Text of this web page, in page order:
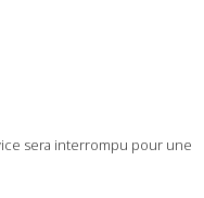
sera interrompu pour une